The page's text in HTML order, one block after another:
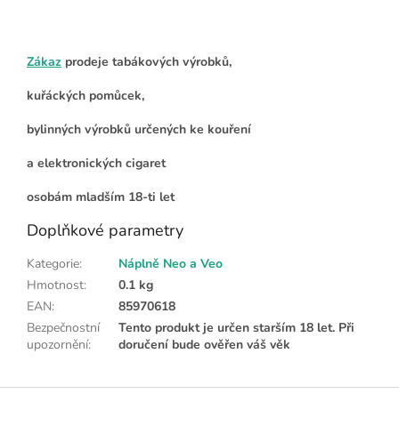
Zákaz prodeje tabákových výrobků,
kuřáckých pomůcek,
bylinných výrobků určených ke kouření
a elektronických cigaret
osobám mladším 18-ti let
Doplňkové parametry
Kategorie:
Náplně Neo a Veo
Hmotnost:
0.1 kg
EAN:
85970618
Bezpečnostní
upozornění:
Tento produkt je určen starším 18 let. Při
doručení bude ověřen váš věk
Z